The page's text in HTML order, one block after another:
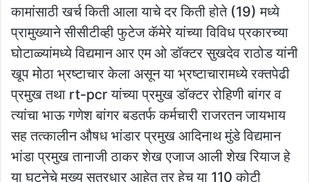
कामांसाठी खर्च किती आला याचे दर किती होते (19) मध्ये
प्रामुख्याने सीसीटीव्ही फुटेज कॅमेरे यांच्या विविध प्रकारच्या
घोटाळ्यांमध्ये विद्यमान आर एम ओ डॉक्टर सुखदेव राठोड यांनी
खूप मोठा भ्रष्टाचार केला असून या भ्रष्टाचारामध्ये रक्तपेढी
प्रमुख तथा rt-pcr यांच्या प्रमुख डॉक्टर रोहिणी बांगर व
त्यांचा भाऊ गणेश बांगर बडतर्फ कर्मचारी राजरतन जायभाय
सह तत्कालीन औषध भांडार प्रमुख आदिनाथ मुंडे विद्यमान
भांडा प्रमुख तानाजी ठाकर शेख एजाज आली शेख रियाज हे
या घटनेचे मुख्य सूत्रधार आहेत तर हेच या 110 कोटी